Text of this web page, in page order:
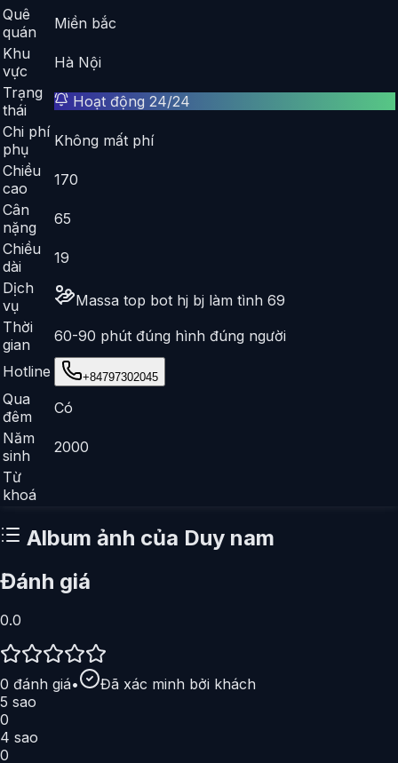
Quê
quán
Miền bắc
Khu
vực
Hà Nội
Trạng
thái
Hoạt động 24/24
Chi phí
phụ
Không mất phí
Chiều
cao
170
Cân
nặng
65
Chiều
dài
19
Dịch
vụ
Massa top bot hj bj làm tình 69
Thời
gian
60-90 phút đúng hình đúng người
Hotline
+84797302045
Qua
đêm
Có
Năm
sinh
2000
Từ
khoá
Album ảnh của Duy nam
Đánh giá
0.0
0 đánh giá•
Đã xác minh bởi khách
5 sao
0
4 sao
0